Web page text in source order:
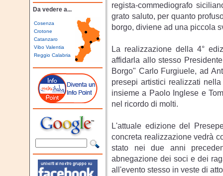
Da vedere a...
Cosenza
Crotone
Catanzaro
Vibo Valentia
Reggio Calabria
regista-commediografo
grato saluto, per quanto
borgo, diviene ad una piccola
La realizzazione della 4°
affidarla allo stesso
Borgo" Carlo Furgiuele, ad
presepi artistici realizzati
insieme a Paolo Inglese e
nel ricordo di molti.
L'attuale edizione del
concreta realizzazione vedrà
stato nei due anni
abnegazione dei soci e dei
all'evento stesso in veste di